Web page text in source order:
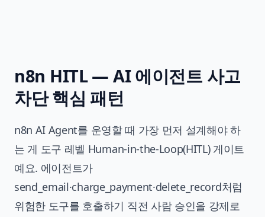
n8n HITL — AI 에이전트 사고
차단 핵심 패턴
n8n AI Agent를 운영할 때 가장 먼저 설계해야 하
는 게 도구 레벨 Human-in-the-Loop(HITL) 게이트
예요. 에이전트가
send_email·charge_payment·delete_record처럼
위험한 도구를 호출하기 직전 사람 승인을 강제로